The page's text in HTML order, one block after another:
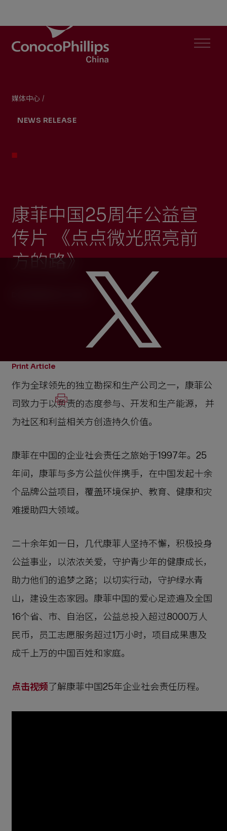
ConocoPhillips China
Menu
are
媒体中心康菲中国25周年公益宣传片 《点点微光照亮前方的路》
/
康菲中国25周年公益宣
传片 《点点微光照亮前
方的路》
NEWS RELEASE
Print Article
作为全球领先的独立勘探和生产公司之一，康菲公
司致力于以负责的态度参与、开发和生产能源， 并
为社区和利益相关方创造持久价值。
康菲在中国的企业社会责任之旅始于1997年。25
年间，康菲与多方公益伙伴携手，在中国发起十余
个品牌公益项目，覆盖环境保护、教育、健康和灾
难援助四大领域。
二十余年如一日，几代康菲人坚持不懈，积极投身
公益事业，以浓浓关爱，守护青少年的健康成长，
助力他们的追梦之路；以切实行动，守护绿水青
山，建设生态家园。康菲中国的爱心足迹遍及全国
16个省、市、自治区，公益总投入超过8000万人
民币，员工志愿服务超过1万小时，项目成果惠及
成千上万的中国百姓和家庭。
点击视频了解康菲中国25年企业社会责任历程。